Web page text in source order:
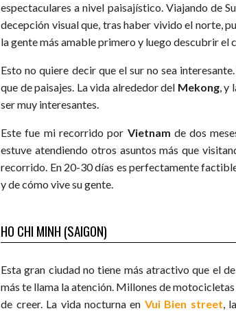
espectaculares a nivel paisajístico. Viajando de
decepción visual que, tras haber vivido el norte,
la gente más amable primero y luego descubrir
Esto no quiere decir que el sur no sea
que de paisajes. La vida alrededor del Mekong, y
ser muy interesantes.
Este fue mi recorrido por Vietnam de dos
estuve atendiendo otros asuntos más que
recorrido. En 20-30 días es perfectamente
y de cómo vive su gente.
HO CHI MINH (SAIGON)
Esta gran ciudad no tiene más atractivo que el
más te llama la atención. Millones de
de creer. La vida nocturna en Vui Bien street ,